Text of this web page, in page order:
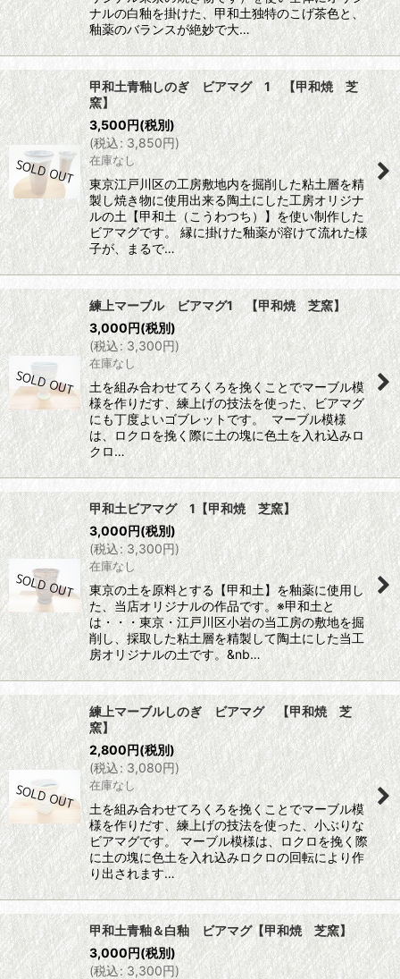
ナルの白釉を掛けた、甲和土独特のこげ茶色と、
釉薬のバランスが絶妙で大…
甲和土青釉しのぎ ビアマグ 1 【甲和焼 芝
窯】
3,500円(税別)
(税込: 3,850円)
在庫なし
東京江戸川区の工房敷地内を掘削した粘土層を精
製し焼き物に使用出来る陶土にした工房オリジナ
ルの土【甲和土（こうわつち）】を使い制作した
ビアマグです。 縁に掛けた釉薬が溶けて流れた様
子が、まるで…
練上マーブル ビアマグ1 【甲和焼 芝窯】
3,000円(税別)
(税込: 3,300円)
在庫なし
土を組み合わせてろくろを挽くことでマーブル模
様を作りだす、練上げの技法を使った、ビアマグ
にも丁度よいゴブレットです。 マーブル模様
は、ロクロを挽く際に土の塊に色土を入れ込みロ
クロ…
甲和土ビアマグ 1【甲和焼 芝窯】
3,000円(税別)
(税込: 3,300円)
在庫なし
東京の土を原料とする【甲和土】を釉薬に使用し
た、当店オリジナルの作品です。※甲和土と
は・・・東京・江戸川区小岩の当工房の敷地を掘
削し、採取した粘土層を精製して陶土にした当工
房オリジナルの土です。&nb…
練上マーブルしのぎ ビアマグ 【甲和焼 芝
窯】
2,800円(税別)
(税込: 3,080円)
在庫なし
土を組み合わせてろくろを挽くことでマーブル模
様を作りだす、練上げの技法を使った、小ぶりな
ビアマグです。 マーブル模様は、ロクロを挽く際
に土の塊に色土を入れ込みロクロの回転により作
り出されます…
甲和土青釉＆白釉 ビアマグ【甲和焼 芝窯】
3,000円(税別)
(税込: 3,300円)